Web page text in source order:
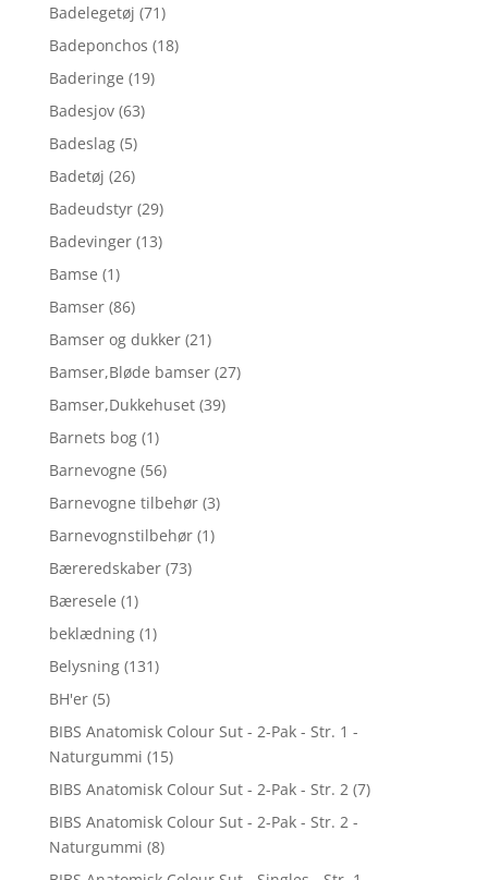
Badelegetøj (71)
Badeponchos (18)
Baderinge (19)
Badesjov (63)
Badeslag (5)
Badetøj (26)
Badeudstyr (29)
Badevinger (13)
Bamse (1)
Bamser (86)
Bamser og dukker (21)
Bamser,Bløde bamser (27)
Bamser,Dukkehuset (39)
Barnets bog (1)
Barnevogne (56)
Barnevogne tilbehør (3)
Barnevognstilbehør (1)
Bæreredskaber (73)
Bæresele (1)
beklædning (1)
Belysning (131)
BH'er (5)
BIBS Anatomisk Colour Sut - 2-Pak - Str. 1 -
Naturgummi (15)
BIBS Anatomisk Colour Sut - 2-Pak - Str. 2 (7)
BIBS Anatomisk Colour Sut - 2-Pak - Str. 2 -
Naturgummi (8)